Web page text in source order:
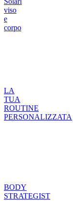
viso
e
corpo
LA
TUA
ROUTINE
PERSONALIZZATA
BODY
STRATEGIST